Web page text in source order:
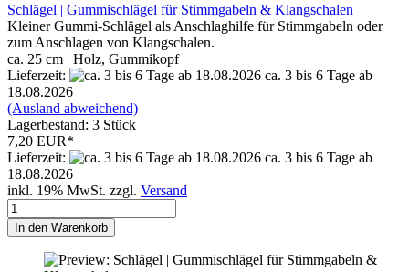
Schlägel | Gummischlägel für Stimmgabeln & Klangschalen
Kleiner Gummi-Schlägel als Anschlaghilfe für Stimmgabeln oder
zum Anschlagen von Klangschalen.
ca. 25 cm | Holz, Gummikopf
Lieferzeit:
ca. 3 bis 6 Tage ab
18.08.2026
(Ausland abweichend)
Lagerbestand: 3 Stück
7,20 EUR*
Lieferzeit:
ca. 3 bis 6 Tage ab
18.08.2026
inkl. 19% MwSt. zzgl. Versand
In den Warenkorb